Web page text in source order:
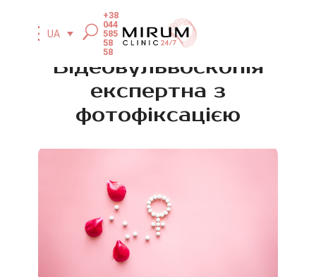
UA
+38
044
585
58
58
Відеовульвоскопія
експертна з
фотофіксацією